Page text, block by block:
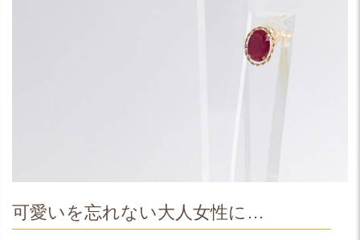
可愛いを忘れない大人女性に…